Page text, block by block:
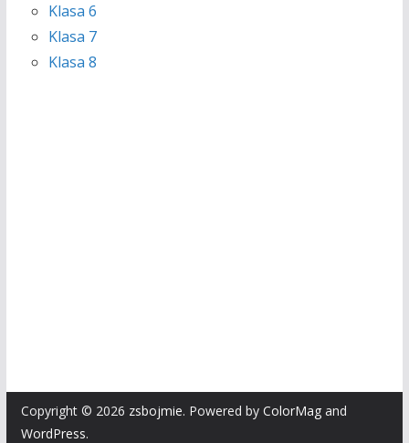
Klasa 6
Klasa 7
Klasa 8
Copyright © 2026 zsbojmie. Powered by ColorMagand
WordPress.